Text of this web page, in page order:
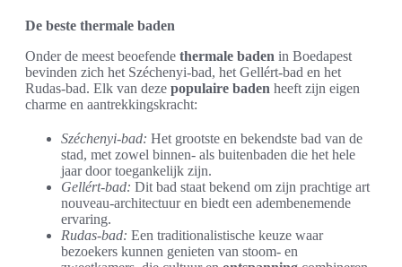
De beste thermale baden
Onder de meest beoefende thermale baden in Boedapest
bevinden zich het Széchenyi-bad, het Gellért-bad en het
Rudas-bad. Elk van deze populaire baden heeft zijn eigen
charme en aantrekkingskracht:
Széchenyi-bad: Het grootste en bekendste bad van de
stad, met zowel binnen- als buitenbaden die het hele
jaar door toegankelijk zijn.
Gellért-bad: Dit bad staat bekend om zijn prachtige art
nouveau-architectuur en biedt een adembenemende
ervaring.
Rudas-bad: Een traditionalistische keuze waar
bezoekers kunnen genieten van stoom- en